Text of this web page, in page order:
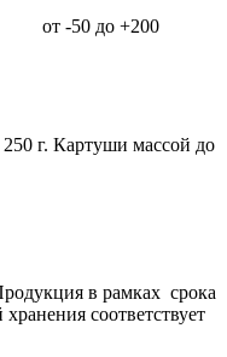
от -50 до +200
г. Картуши массой до
в рамках срока
соответствует